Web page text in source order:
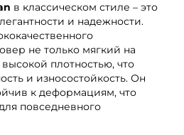
в классическом стиле – это
и надежности.
не только мягкий на
плотностью, что
и износостойкость. Он
к деформациям, что
повседневного